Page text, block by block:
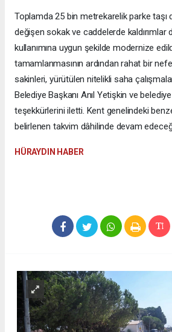
Toplamda 25 bin metrekarelik parke
değişen sokak ve caddelerde kaldırımlar
kullanımına uygun şekilde modernize
tamamlanmasının ardından rahat bir
sakinleri, yürütülen nitelikli saha
Belediye Başkanı Anıl Yetişkin ve
teşekkürlerini iletti. Kent genelindeki
belirlenen takvim dâhilinde devam
HÜRAYDIN HABER